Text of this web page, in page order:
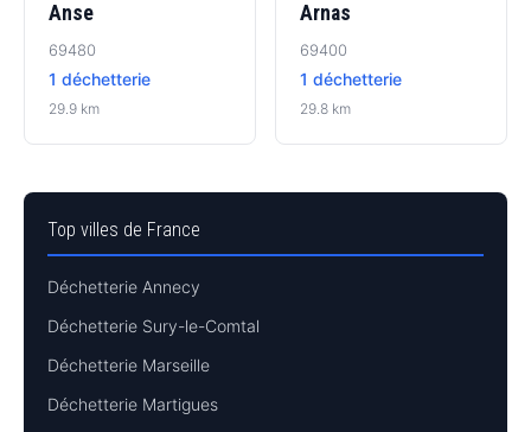
Anse
69480
1 déchetterie
29.9 km
Arnas
69400
1 déchetterie
29.8 km
Top villes de France
Déchetterie Annecy
Déchetterie Sury-le-Comtal
Déchetterie Marseille
Déchetterie Martigues